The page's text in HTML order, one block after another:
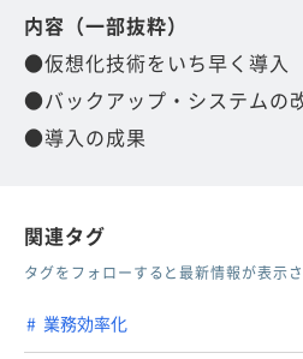
内容（一部抜粋）
●仮想化技術をいち早く導入
●バックアップ・システムの
●導入の成果
関連タグ
タグをフォローすると最新情報が表示
業務効率化